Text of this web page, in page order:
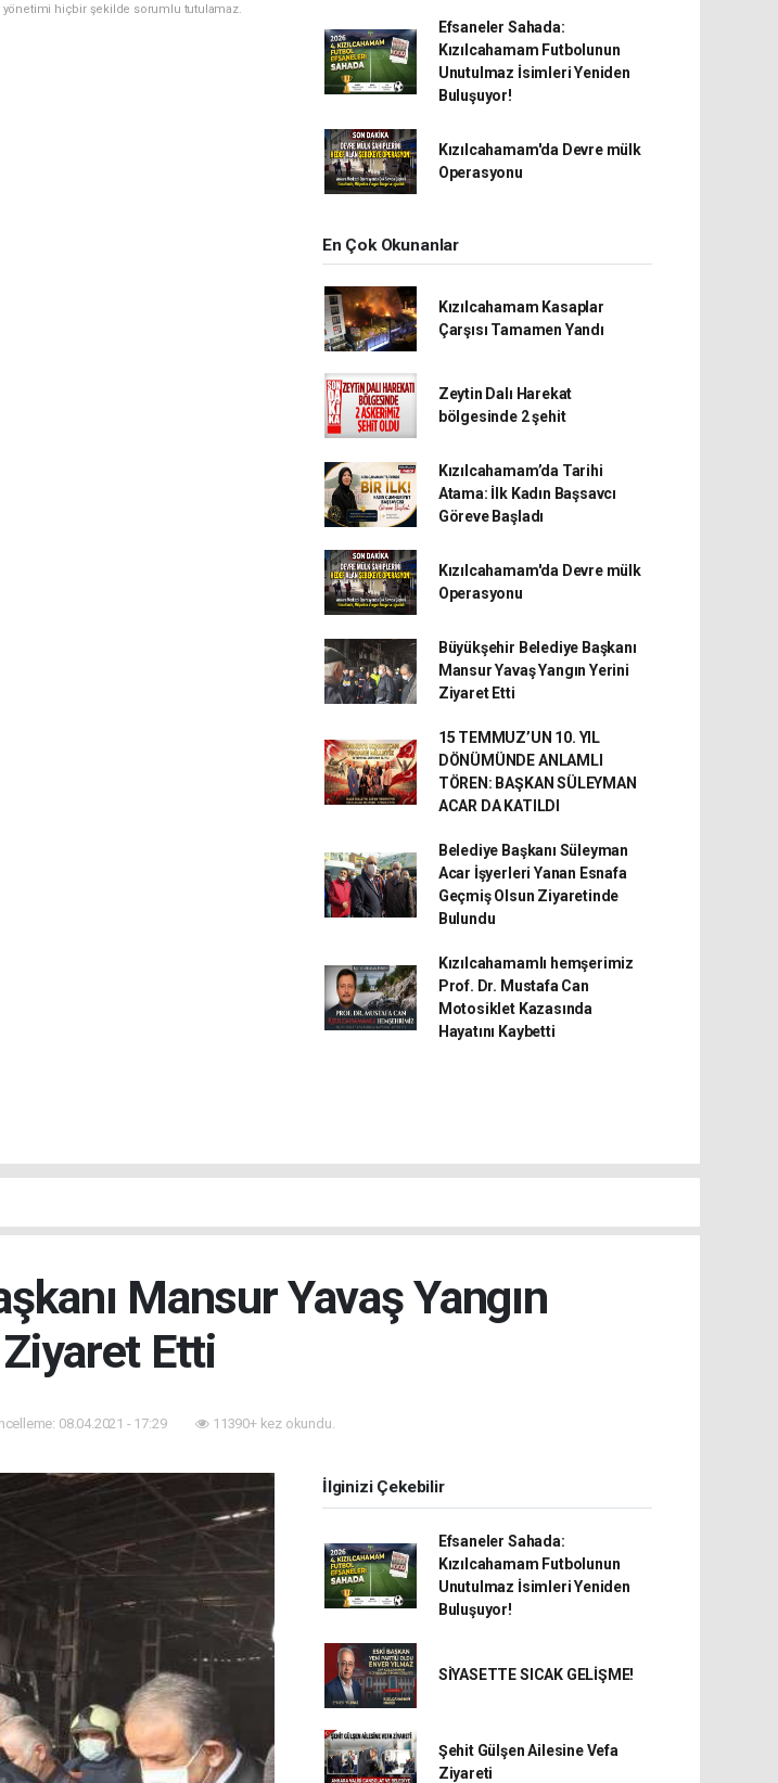
yönetimi hiçbir şekilde sorumlu tutulamaz.
Efsaneler Sahada:
Kızılcahamam Futbolunun
Unutulmaz İsimleri Yeniden
Buluşuyor!
Kızılcahamam'da Devre mülk
Operasyonu
En Çok Okunanlar
Kızılcahamam Kasaplar
Çarşısı Tamamen Yandı
Zeytin Dalı Harekat
bölgesinde 2 şehit
Kızılcahamam’da Tarihi
Atama: İlk Kadın Başsavcı
Göreve Başladı
Kızılcahamam'da Devre mülk
Operasyonu
Büyükşehir Belediye Başkanı
Mansur Yavaş Yangın Yerini
Ziyaret Etti
15 TEMMUZ’UN 10. YIL
DÖNÜMÜNDE ANLAMLI
TÖREN: BAŞKAN SÜLEYMAN
ACAR DA KATILDI
Belediye Başkanı Süleyman
Acar İşyerleri Yanan Esnafa
Geçmiş Olsun Ziyaretinde
Bulundu
Kızılcahamamlı hemşerimiz
Prof. Dr. Mustafa Can
Motosiklet Kazasında
Hayatını Kaybetti
Mansur Yavaş Yangın
Etti
08.04.2021 - 17:29 11390+ kez okundu.
İlginizi Çekebilir
Efsaneler Sahada:
Kızılcahamam Futbolunun
Unutulmaz İsimleri Yeniden
Buluşuyor!
SİYASETTE SICAK GELİŞME!
Şehit Gülşen Ailesine Vefa
Ziyareti